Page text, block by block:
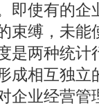
即使有的企
束缚，未
是两种统计
成相互独立
企业经营管